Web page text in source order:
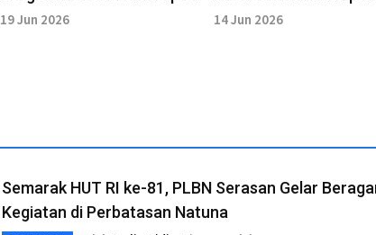
2026
19 Jun 2026
Joki Zonasi merusak
14 Jun 2026
Semarak HUT RI ke-81, PLBN Serasan Gelar
Kegiatan di Perbatasan Natuna